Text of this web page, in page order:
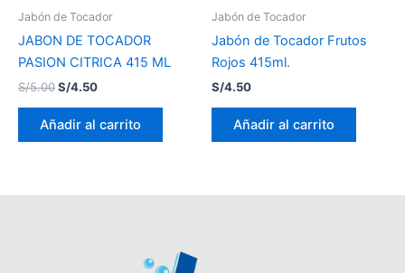
Jabón de Tocador
JABON DE TOCADOR
PASION CITRICA 415 ML
S/5.00S/4.50
Añadir al carrito
Jabón de Tocador
Jabón de Tocador Frutos
Rojos 415ml.
S/4.50
Añadir al carrito